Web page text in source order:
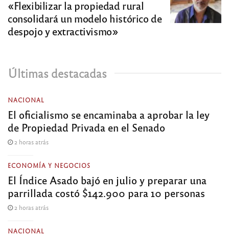
«Flexibilizar la propiedad rural
consolidará un modelo histórico de
despojo y extractivismo»
Últimas destacadas
NACIONAL
El oficialismo se encaminaba a aprobar la ley
de Propiedad Privada en el Senado
2 horas atrás
ECONOMÍA Y NEGOCIOS
El Índice Asado bajó en julio y preparar una
parrillada costó $142.900 para 10 personas
2 horas atrás
NACIONAL